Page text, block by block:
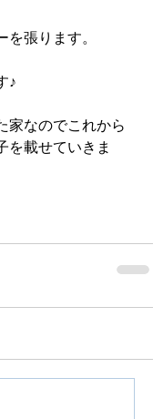
を張ります。
♪
家なのでこれから
を載せていきま